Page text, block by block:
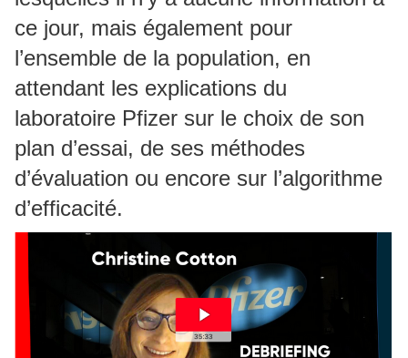
ce jour, mais également pour
l’ensemble de la population, en
attendant les explications du
laboratoire Pfizer sur le choix de son
plan d’essai, de ses méthodes
d’évaluation ou encore sur l’algorithme
d’efficacité.